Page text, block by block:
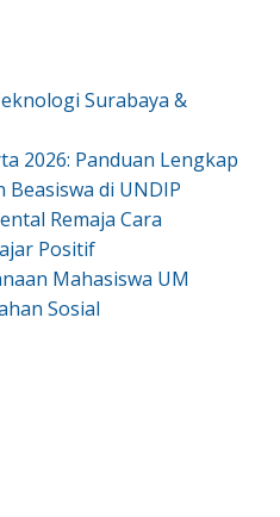
Surabaya &
2026: Panduan Lengkap
di UNDIP
Remaja Cara
Positif
Mahasiswa UM
Sosial